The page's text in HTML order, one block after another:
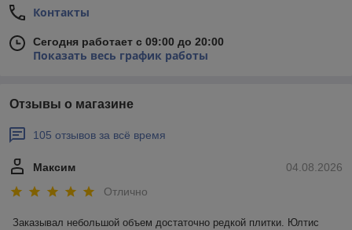
Контакты
Сегодня работает с 09:00 до 20:00
Показать весь график работы
Отзывы о магазине
105 отзывов за всё время
04.08.2026
Максим
Отлично
Заказывал небольшой объем достаточно редкой плитки. Юлтис